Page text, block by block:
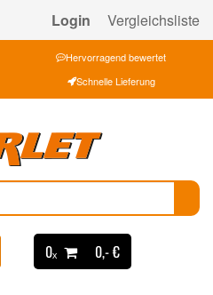
Login Vergleichsliste
Hervorragend bewertet
Schnelle Lieferung
0ₓ 0,- €